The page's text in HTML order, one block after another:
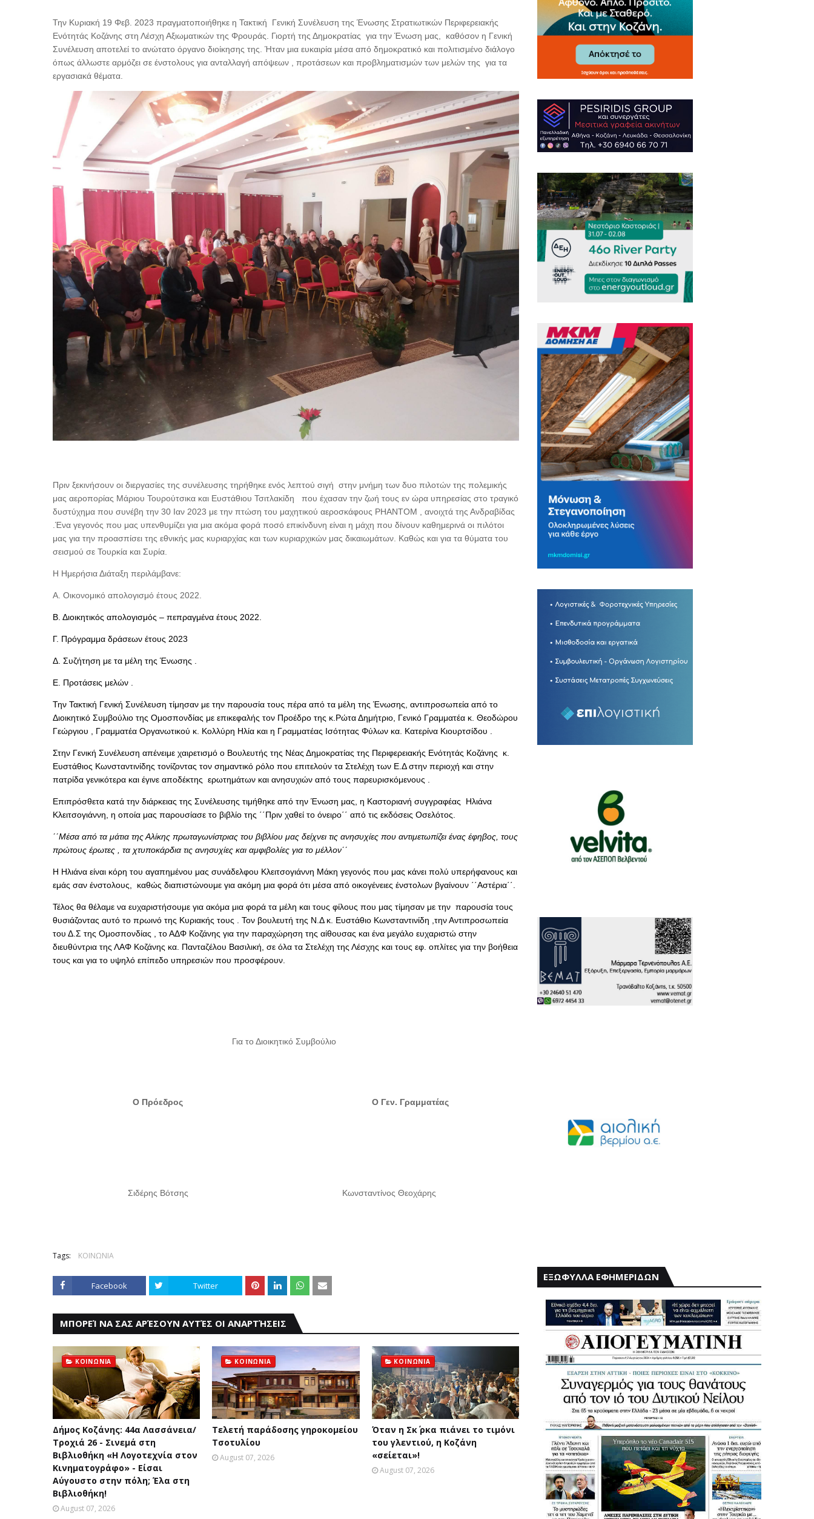
Την Κυριακή 19 Φεβ. 2023 πραγματοποιήθηκε η Τακτική
Γενική Συνέλευση της Ένωσης Στρατιωτικών Περιφερειακής
Ενότητάς Κοζάνης στη Λέσχη Αξιωματικών της Φρουράς. Γιορτή της Δημοκρατίας για την Ένωση μας,
καθόσον η Γενική
Συνέλευση αποτελεί το ανώτατο όργανο διοίκησης της. Ήταν μια ευκαιρία μέσα από δημοκρατικό και πολιτισμένο διάλογο
όπως άλλωστε αρμόζει σε ένστολους για ανταλλαγή απόψεων , προτάσεων και προβληματισμών των μελών της για τα
εργασιακά θέματα.
Πριν ξεκινήσουν οι διεργασίες της συνέλευσης τηρήθηκε ενός λεπτού σιγή στην μνήμη των δυο πιλοτών της πολεμικής
μας αεροπορίας Μάριου Τουρούτσικα και Ευστάθιου Τσιτλακίδη
που έχασαν την ζωή τους εν ώρα υπηρεσίας στο τραγικό
δυστύχημα που συνέβη την 30 Ιαν 2023 με την πτώση του μαχητικού αεροσκάφους PHANTOM , ανοιχτά της Ανδραβίδας
.Ένα γεγονός που μας υπενθυμίζει για μια ακόμα φορά ποσό επικίνδυνη είναι η μάχη που δίνουν καθημερινά οι πιλότοι
μας για την προασπίσει της εθνικής μας κυριαρχίας και των κυριαρχικών μας δικαιωμάτων. Καθώς και για τα θύματα του
σεισμού σε Τουρκία και Συρία.
Η Ημερήσια Διάταξη περιλάμβανε:
Α. Οικονομικό απολογισμό έτους 2022.
Β. Διοικητικός απολογισμός – πεπραγμένα έτους 2022.
Γ. Πρόγραμμα δράσεων έτους 2023
Δ. Συζήτηση με τα μέλη της Ένωσης .
Ε. Προτάσεις μελών .
Την Τακτική Γενική Συνέλευση τίμησαν με την παρουσία τους πέρα από τα μέλη της Ένωσης, αντιπροσωπεία από το
Διοικητικό Συμβούλιο της Ομοσπονδίας με επικεφαλής τον Προέδρο της κ.Ρώτα Δημήτριο, Γενικό Γραμματέα κ. Θεοδώρου
Γεώργιου , Γραμματέα Οργανωτικού κ. Κολλύρη Ηλία και η Γραμματέας Ισότητας Φύλων κα. Κατερίνα Κιουρτσίδου .
Στην Γενική Συνέλευση απένειμε χαιρετισμό ο Βουλευτής της Νέας Δημοκρατίας της Περιφερειακής Ενότητάς Κοζάνης
κ.
Ευστάθιος Κωνσταντινίδης τονίζοντας τον σημαντικό ρόλο που επιτελούν τα Στελέχη των Ε.Δ στην περιοχή και στην
πατρίδα γενικότερα και έγινε αποδέκτης ερωτημάτων και ανησυχιών από τους παρευρισκόμενους .
Επιπρόσθετα κατά την διάρκειας της Συνέλευσης τιμήθηκε από την Ένωση μας, η Καστοριανή συγγραφέας
Ηλιάνα
Κλειτσογιάννη, η οποία μας παρουσίασε το βιβλίο της ΄΄Πριν χαθεί το όνειρο΄΄ από τις εκδόσεις Οσελότος.
΄΄Μέσα από τα μάτια της Αλίκης πρωταγωνίστριας του βιβλίου μας δείχνει τις ανησυχίες που αντιμετωπίζει ένας έφηβος, τους
πρώτους έρωτες , τα χτυποκάρδια τις ανησυχίες και αμφιβολίες για το μέλλον΄΄
Η Ηλιάνα είναι κόρη του αγαπημένου μας συνάδελφου Κλειτσογιάννη Μάκη γεγονός που μας κάνει πολύ υπερήφανους και
εμάς σαν ένστολους,
καθώς διαπιστώνουμε για ακόμη μια φορά ότι μέσα από οικογένειες ένστολων βγαίνουν ΄΄Αστέρια΄΄.
Τέλος θα θέλαμε να ευχαριστήσουμε για ακόμα μια φορά τα μέλη και τους φίλους που μας τίμησαν με την παρουσία τους
θυσιάζοντας αυτό το πρωινό της Κυριακής τους . Τον βουλευτή της Ν.Δ κ. Ευστάθιο Κωνσταντινίδη ,την Αντιπροσωπεία
του Δ.Σ της Ομοσπονδίας , το ΑΔΦ Κοζάνης για την παραχώρηση της αίθουσας και ένα μεγάλο ευχαριστώ στην
διευθύντρια της ΛΑΦ Κοζάνης κα. Πανταζέλου Βασιλική, σε όλα τα Στελέχη της Λέσχης και τους εφ. οπλίτες για την βοήθεια
τους και για το υψηλό επίπεδο υπηρεσιών που προσφέρουν.
Για το Διοικητικό Συμβούλιο
Ο Πρόεδρος Ο Γεν. Γραμματέας
Σιδέρης Βότσης Κωνσταντίνος Θεοχάρης
Tags: ΚΟΙΝΩΝΙΑ
Facebook Twitter
ΜΠΟΡΕΊ ΝΑ ΣΑΣ ΑΡΈΣΟΥΝ ΑΥΤΈΣ ΟΙ ΑΝΑΡΤΉΣΕΙΣ
ΚΟΙΝΩΝΙΑ
Δήμος Κοζάνης: 44α Λασσάνεια/
Τροχιά 26 - Σινεμά στη
Βιβλιοθήκη «Η Λογοτεχνία στον
Κινηματογράφο» - Είσαι
Αύγουστο στην πόλη; Έλα στη
Βιβλιοθήκη!
August 07, 2026
ΚΟΙΝΩΝΙΑ
Τελετή παράδοσης γηροκομείου
Τσοτυλίου
August 07, 2026
ΚΟΙΝΩΝΙΑ
Όταν η Σκ΄ ρκα πιάνει το τιμόνι
του γλεντιού, η Κοζάνη
«σείεται»!
August 07, 2026
ΕΞΩΦΥΛΛΑ ΕΦΗΜΕΡΙΔΩΝ